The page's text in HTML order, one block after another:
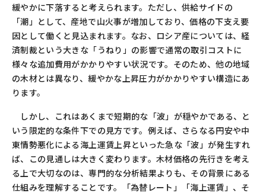
緩やかに下落すると考えられます。ただし、供給サイドの
「潮」として、産地で山火事が増加しており、価格の下支え要
因として働くと見込まれます。なお、ロシア産については、経
済制裁という大きな「うねり」の影響で通常の取引コストに
様々な追加費用がかかりやすい状況です。そのため、他の地域
の木材とは異なり、緩やかな上昇圧力がかかりやすい構造にあ
ります。
しかし、これはあくまで短期的な「波」が穏やかである、と
いう限定的な条件下での見方です。例えば、さらなる円安や中
東情勢悪化による海上運賃上昇といった急な「波」が発生すれ
ば、この見通しは大きく変わります。木材価格の先行きを考え
る上で大切なのは、専門的な分析結果よりも、その背景にある
仕組みを理解することです。「為替レート」「海上運賃」、そ